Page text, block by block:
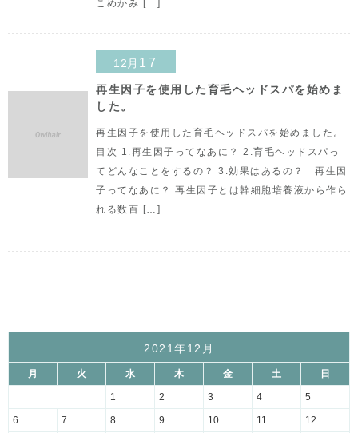
こめかみ […]
12月 17
再生因子を使用した育毛ヘッドスパを始めま
した。
再生因子を使用した育毛ヘッドスパを始めました。
目次 1.再生因子ってなあに？ 2.育毛ヘッドスパっ
てどんなことをするの？ 3.効果はあるの？ 再生因
子ってなあに？ 再生因子とは幹細胞培養液から作ら
れる数百 […]
2021年12月
月 火 水 木 金 土 日
1 2 3 4 5
6 7 8 9 10 11 12